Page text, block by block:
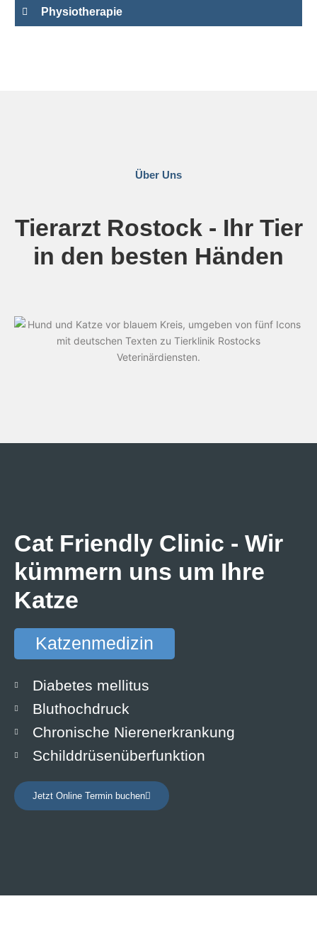
Physiotherapie
Über Uns
Tierarzt Rostock - Ihr Tier
in den besten Händen
Cat Friendly Clinic - Wir
kümmern uns um Ihre
Katze
Katzenmedizin
Diabetes mellitus
Bluthochdruck
Chronische Nierenerkrankung
Schilddrüsenüberfunktion
Jetzt Online Termin buchen